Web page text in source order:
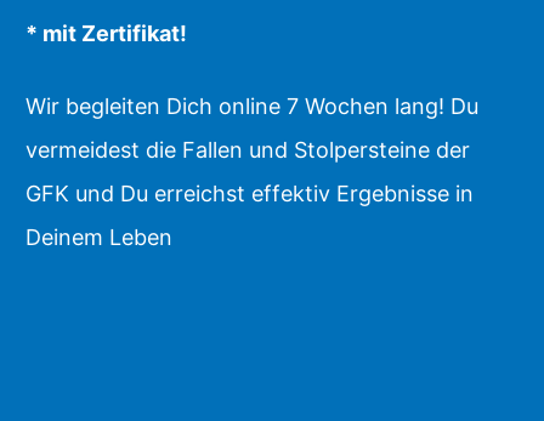
* mit Zertifikat!
Wir begleiten Dich online 7 Wochen lang! Du
vermeidest die Fallen und Stolpersteine der
GFK und Du erreichst effektiv Ergebnisse in
Deinem Leben